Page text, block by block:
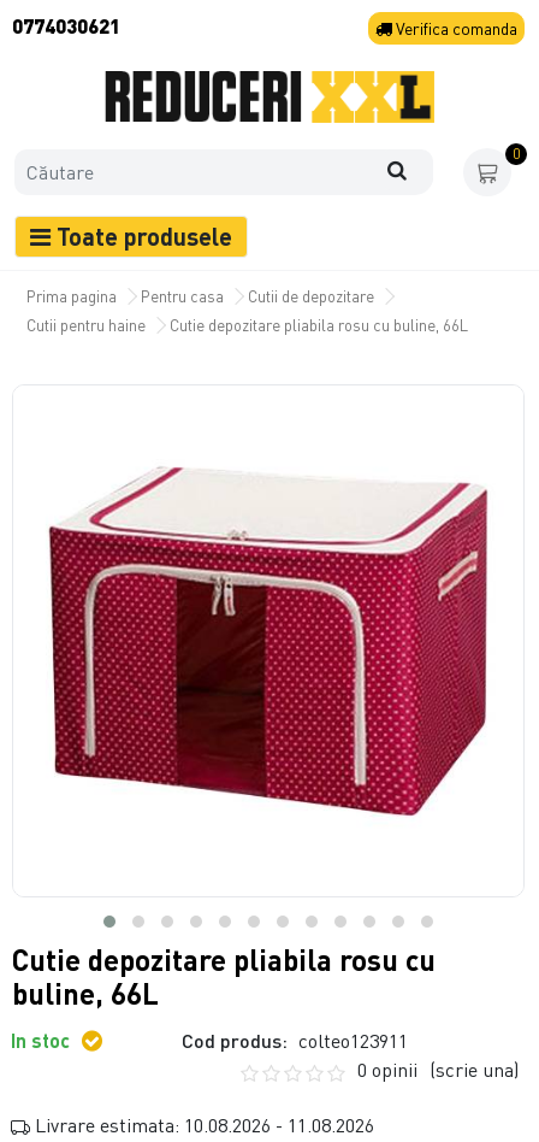
0774030621 Verifica comanda
0
Toate produsele
Prima pagina Pentru casa
Cutii de depozitare
Cutii pentru haine
Cutie depozitare pliabila rosu cu buline, 66L
Cutie depozitare pliabila rosu cu
buline, 66L
In stoc Cod produs: colteo123911
0 opinii (scrie una)
Livrare estimata: 10.08.2026 - 11.08.2026